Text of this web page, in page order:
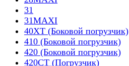
31
31MAXI
40XT (Боковой погрузчик)
410 (Боковой погрузчик)
420 (Боковой погрузчик)
420CT (Погрузчик)